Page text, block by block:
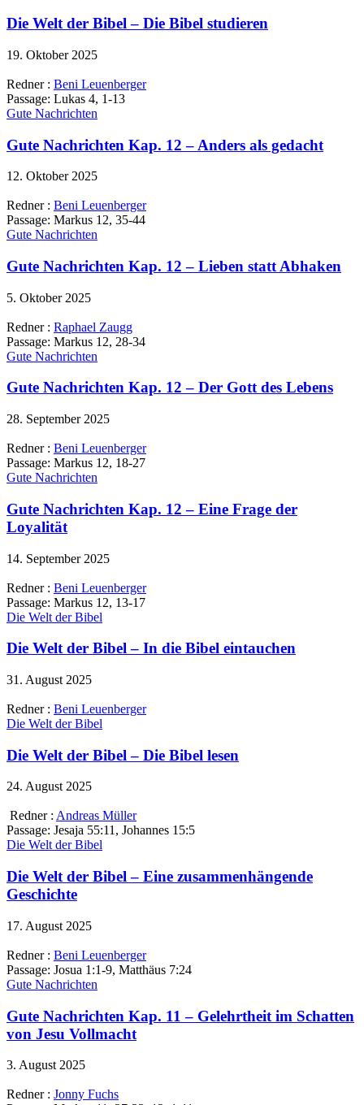
Die Welt der Bibel – Die Bibel studieren
19. Oktober 2025
Redner : Beni Leuenberger
Passage: Lukas 4, 1-13
Gute Nachrichten
Gute Nachrichten Kap. 12 – Anders als gedacht
12. Oktober 2025
Redner : Beni Leuenberger
Passage: Markus 12, 35-44
Gute Nachrichten
Gute Nachrichten Kap. 12 – Lieben statt Abhaken
5. Oktober 2025
Redner : Raphael Zaugg
Passage: Markus 12, 28-34
Gute Nachrichten
Gute Nachrichten Kap. 12 – Der Gott des Lebens
28. September 2025
Redner : Beni Leuenberger
Passage: Markus 12, 18-27
Gute Nachrichten
Gute Nachrichten Kap. 12 – Eine Frage der
Loyalität
14. September 2025
Redner : Beni Leuenberger
Passage: Markus 12, 13-17
Die Welt der Bibel
Die Welt der Bibel – In die Bibel eintauchen
31. August 2025
Redner : Beni Leuenberger
Die Welt der Bibel
Die Welt der Bibel – Die Bibel lesen
24. August 2025
Redner : Andreas Müller
Passage: Jesaja 55:11, Johannes 15:5
Die Welt der Bibel
Die Welt der Bibel – Eine zusammenhängende
Geschichte
17. August 2025
Redner : Beni Leuenberger
Passage: Josua 1:1-9, Matthäus 7:24
Gute Nachrichten
Gute Nachrichten Kap. 11 – Gelehrtheit im Schatten
von Jesu Vollmacht
3. August 2025
Redner : Jonny Fuchs